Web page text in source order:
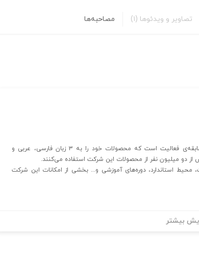
تصاویر و ویدئوها (۱) مصاحبه‌ها
شرکت iShia Developers یک شرکت بین‌المللی با ۱۶ سال سابقه‌ی فعالیت است که محصولات خود را به ۳ زبان فارسی، عربی و
از دو میلیون نفر از محصولات این شرکت استفاده می‌کنند.
محیط استاندارد، دوره‌های آموزشی و... بخشی از امکانات این شرکت
بیشتر